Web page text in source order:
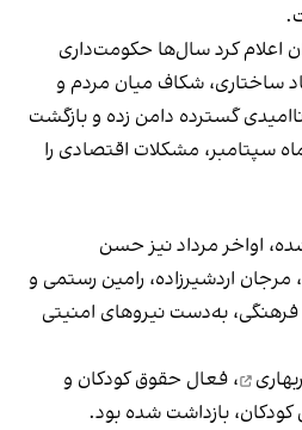
اعلام کرد سال‌ها حکومت‌داری
ساختاری، شکاف میان مردم و
گسترده دامن زده و بازگشت
سپتامبر، مشکلات اقتصادی را
اواخر مرداد نیز حسن
اردشیرزاده، رامین رستمی و
فرهنگی، به‌دست نیروهای امنیتی
، فعال حقوق کودکان و
بازداشت شده بود.